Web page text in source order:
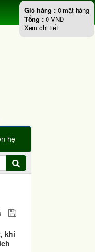
hệ
khi
Giỏ hàng : 0 mặt hàng
Tổng : 0 VND
Xem chi tiết